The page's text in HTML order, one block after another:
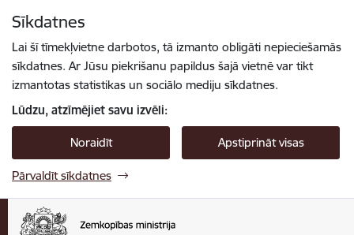
Sīkdatnes
Lai šī tīmekļvietne darbotos, tā izmanto obligāti nepieciešamās
sīkdatnes. Ar Jūsu piekrišanu papildus šajā vietnē var tikt
izmantotas statistikas un sociālo mediju sīkdatnes.
Lūdzu, atzīmējiet savu izvēli:
Noraidīt Apstiprināt visas
Pārvaldīt sīkdatnes